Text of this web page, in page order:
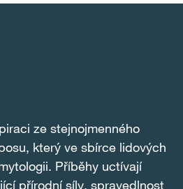
ze stejnojmenného
který ve sbírce lidových
Příběhy uctívají
přírodní síly, spravedlnost